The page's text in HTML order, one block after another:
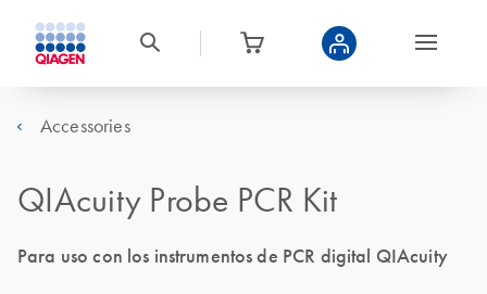
Accessories
QIAcuity Probe PCR Kit
Para uso con los instrumentos de PCR digital QIAcuity